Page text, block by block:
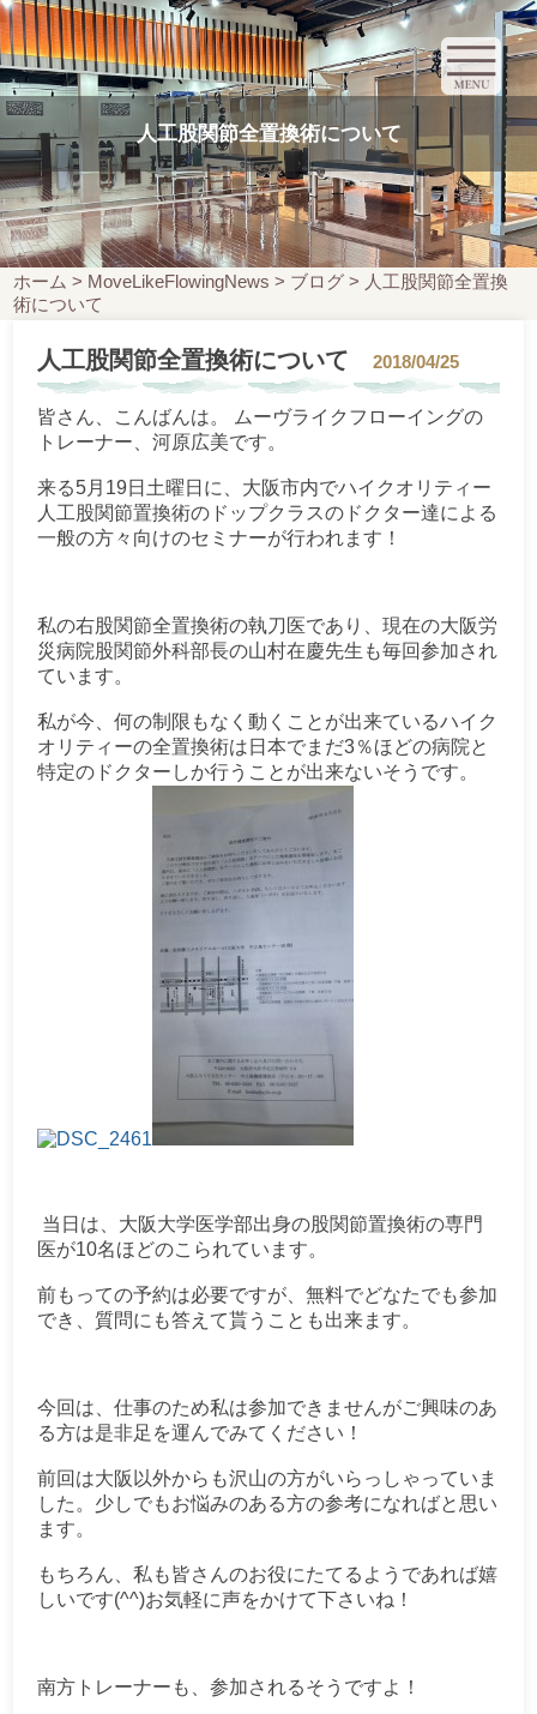
人工股関節全置換術について
ホーム > MoveLikeFlowingNews > ブログ > 人工股関節全置換
術について
人工股関節全置換術について 2018/04/25
皆さん、こんばんは。 ムーヴライクフローイングの
トレーナー、河原広美です。
来る5月19日土曜日に、大阪市内でハイクオリティー
人工股関節置換術のドップクラスのドクター達による
一般の方々向けのセミナーが行われます！
私の右股関節全置換術の執刀医であり、現在の大阪労
災病院股関節外科部長の山村在慶先生も毎回参加され
ています。
私が今、何の制限もなく動くことが出来ているハイク
オリティーの全置換術は日本でまだ3％ほどの病院と
特定のドクターしか行うことが出来ないそうです。
当日は、大阪大学医学部出身の股関節置換術の専門
医が10名ほどのこられています。
前もっての予約は必要ですが、無料でどなたでも参加
でき、質問にも答えて貰うことも出来ます。
今回は、仕事のため私は参加できませんがご興味のあ
る方は是非足を運んでみてください！
前回は大阪以外からも沢山の方がいらっしゃっていま
した。少しでもお悩みのある方の参考になればと思い
ます。
もちろん、私も皆さんのお役にたてるようであれば嬉
しいです(^^)お気軽に声をかけて下さいね！
南方トレーナーも、参加されるそうですよ！